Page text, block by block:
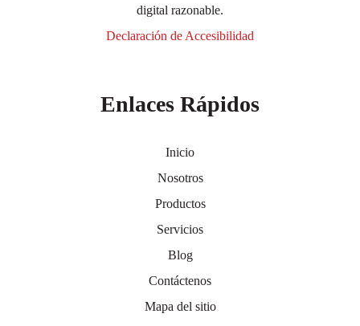
Enlaces Rápidos
Inicio
Nosotros
Productos
Servicios
Blog
Contáctenos
Mapa del sitio
digital razonable.
Declaración de Accesibilidad